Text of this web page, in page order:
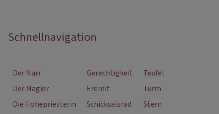
Schnellnavigation
Der Narr Gerechtigkeit
Teufel
Der Magier
Eremit
Turm
Die Hohepriesterin
Schicksalsrad
Stern